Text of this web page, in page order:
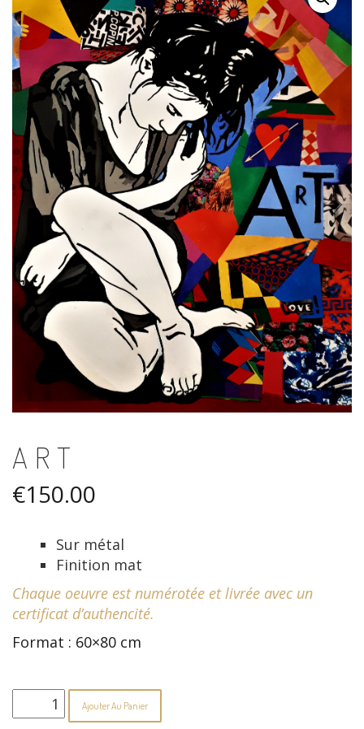
ART
€150.00
Sur métal
Finition mat
Chaque oeuvre est numérotée et livrée avec un
certificat d’authencité.
Format : 60×80 cm
quantité
de
Ajouter Au Panier